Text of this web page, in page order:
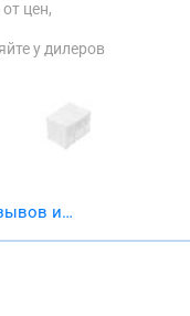
цен,
у дилеров
и